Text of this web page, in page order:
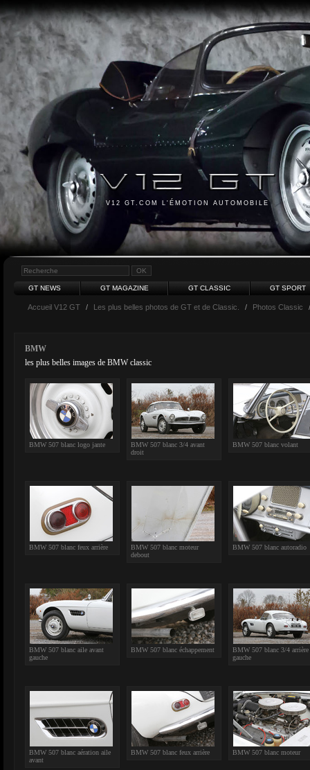
V12 GT.COM L'ÉMOTION AUTOMOBILE
GT NEWS GT MAGAZINE GT CLASSIC GT SPORT
Accueil V12 GT / Les plus belles photos de GT et de Classic. / Photos Classic
BMW
les plus belles images de BMW classic
BMW 507 blanc logo jante
BMW 507 blanc 3/4 avant
droit
BMW 507 blanc volant
BMW 507 blanc feux arrière
BMW 507 blanc moteur
debout
BMW 507 blanc autoradio
BMW 507 blanc aile avant
gauche
BMW 507 blanc échappement
BMW 507 blanc 3/4 arrière
gauche
BMW 507 blanc aération aile
avant
BMW 507 blanc feux arrière BMW 507 blanc moteur